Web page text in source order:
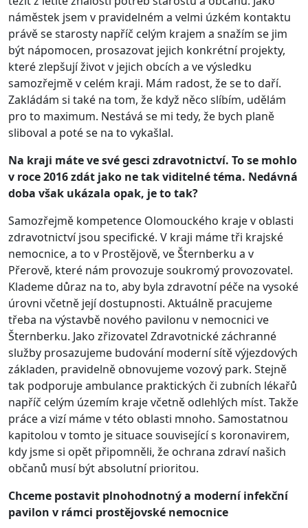
náměstek jsem v pravidelném a velmi úzkém kontaktu
právě se starosty napříč celým krajem a snažím se jim
být nápomocen, prosazovat jejich konkrétní projekty,
které zlepšují život v jejich obcích a ve výsledku
samozřejmě v celém kraji. Mám radost, že se to daří.
Zakládám si také na tom, že když něco slíbím, udělám
pro to maximum. Nestává se mi tedy, že bych planě
sliboval a poté se na to vykašlal.
Na kraji máte ve své gesci zdravotnictví. To se mohlo
v roce 2016 zdát jako ne tak viditelné téma. Nedávná
doba však ukázala opak, je to tak?
Samozřejmě kompetence Olomouckého kraje v oblasti
zdravotnictví jsou specifické. V kraji máme tři krajské
nemocnice, a to v Prostějově, ve Šternberku a v
Přerově, které nám provozuje soukromý provozovatel.
Klademe důraz na to, aby byla zdravotní péče na vysoké
úrovni včetně její dostupnosti. Aktuálně pracujeme
třeba na výstavbě nového pavilonu v nemocnici ve
Šternberku. Jako zřizovatel Zdravotnické záchranné
služby prosazujeme budování moderní sítě výjezdových
základen, pravidelně obnovujeme vozový park. Stejně
tak podporuje ambulance praktických či zubních lékařů
napříč celým územím kraje včetně odlehlých míst. Takže
práce a vizí máme v této oblasti mnoho. Samostatnou
kapitolou v tomto je situace související s koronavirem,
kdy jsme si opět připomněli, že ochrana zdraví našich
občanů musí být absolutní prioritou.
Chceme postavit plnohodnotný a moderní infekční
pavilon v rámci prostějovské nemocnice